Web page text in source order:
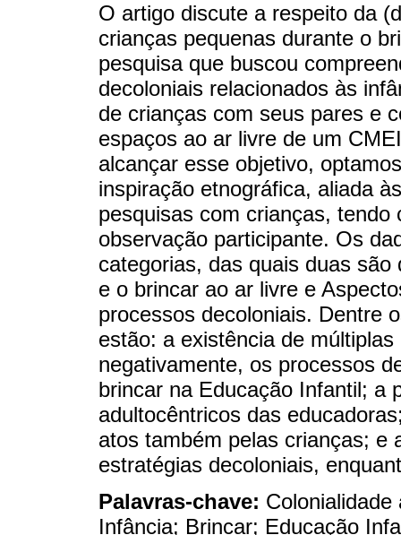
O artigo discute a respeito da
crianças pequenas durante o
pesquisa que buscou
decoloniais relacionados às
de crianças com seus pares e
espaços ao ar livre de um
alcançar esse objetivo,
inspiração etnográfica, aliada
pesquisas com crianças,
observação participante. Os
categorias, das quais duas
e o brincar ao ar livre e
processos decoloniais. Dentre
estão: a existência de
negativamente, os processos
brincar na Educação Infantil; a
adultocêntricos das
atos também pelas crianças; e
estratégias decoloniais,
Palavras-chave:
Infância; Brincar; Educação